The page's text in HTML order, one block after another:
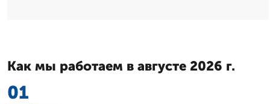
Как мы работаем в августе 2026 г.
01